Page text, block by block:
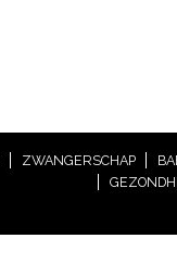
ZWANGERSCHAP